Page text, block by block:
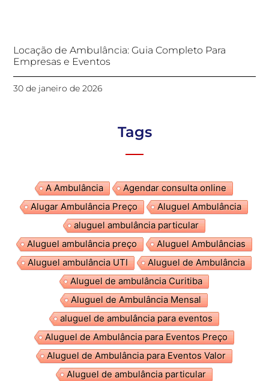
Locação de Ambulância: Guia Completo Para
Empresas e Eventos
30 de janeiro de 2026
Tags
A Ambulância
Agendar consulta online
Alugar Ambulância Preço
Aluguel Ambulância
aluguel ambulância particular
Aluguel ambulância preço
Aluguel Ambulâncias
Aluguel ambulância UTI
Aluguel de Ambulância
Aluguel de ambulância Curitiba
Aluguel de Ambulância Mensal
aluguel de ambulância para eventos
Aluguel de Ambulância para Eventos Preço
Aluguel de Ambulância para Eventos Valor
Aluguel de ambulância particular